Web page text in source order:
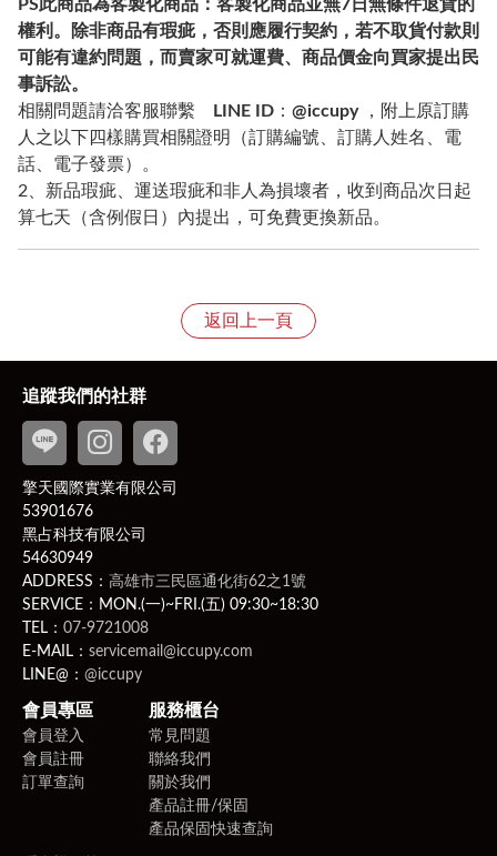
PS此商品為客製化商品：客製化商品並無7日無條件退貨的
權利。除非商品有瑕疵，否則應履行契約，若不取貨付款則
可能有違約問題，而賣家可就運費、商品價金向買家提出民
事訴訟。
相關問題請洽客服聯繫
LINE ID ： @iccupy，附上原訂購
人之以下四樣購買相關證明（訂購編號、訂購人姓名、電
話、電子發票）。
2、新品瑕疵、運送瑕疵和非人為損壞者，收到商品次日起
算七天（含例假日）內提出，可免費更換新品。
返回上一頁
追蹤我們的社群
擎天國際實業有限公司
53901676
黑占科技有限公司
54630949
ADDRESS： 高雄市三民區通化街62之1號
SERVICE：MON.(一)~FRI.(五) 09:30~18:30
TEL： 07-9721008
E-MAIL： servicemail@iccupy.com
LINE@： @iccupy
會員專區
會員登入
會員註冊
訂單查詢
服務櫃台
常見問題
聯絡我們
關於我們
產品註冊/保固
產品保固快速查詢